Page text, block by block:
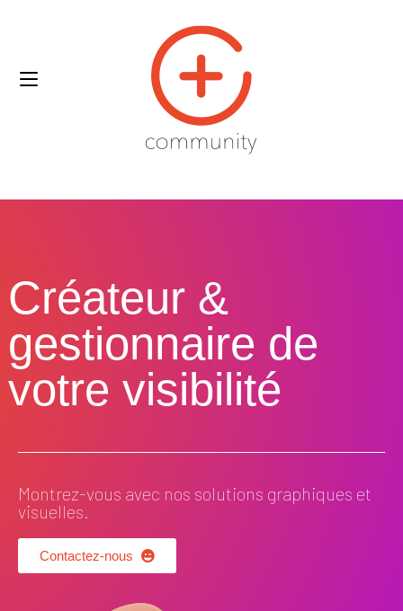
Créateur &
gestionnaire de
votre visibilité​
Montrez-vous avec nos solutions graphiques et
visuelles.
Contactez-nous